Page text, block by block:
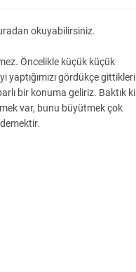
okuyabilirsiniz.
Öncelikle küçük küçük
yaptığımızı gördükçe gittikleri
bir konuma geliriz. Baktık ki
var, bunu büyütmek çok